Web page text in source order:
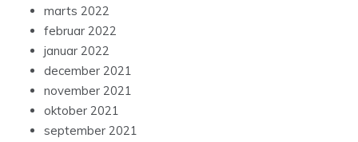
marts 2022
februar 2022
januar 2022
december 2021
november 2021
oktober 2021
september 2021